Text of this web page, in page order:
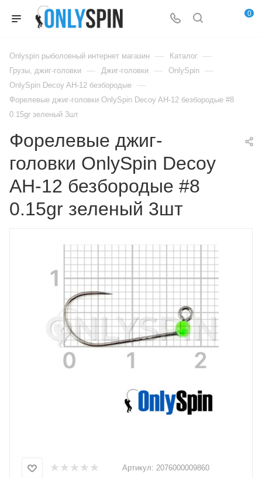
0
Onlyspin рыболовный интернет магазин — Каталог —
Грузы, джиг-головки — Джиг-головки — OnlySpin —
OnlySpin Decoy AH-12 безбородые —
Форелевые джиг-головки OnlySpin Decoy AH-12 безбородые #8
0.15gr зеленый 3шт
Форелевые джиг-
головки OnlySpin Decoy
AH-12 безбородые #8
0.15gr зеленый 3шт
Артикул: 2076000009860